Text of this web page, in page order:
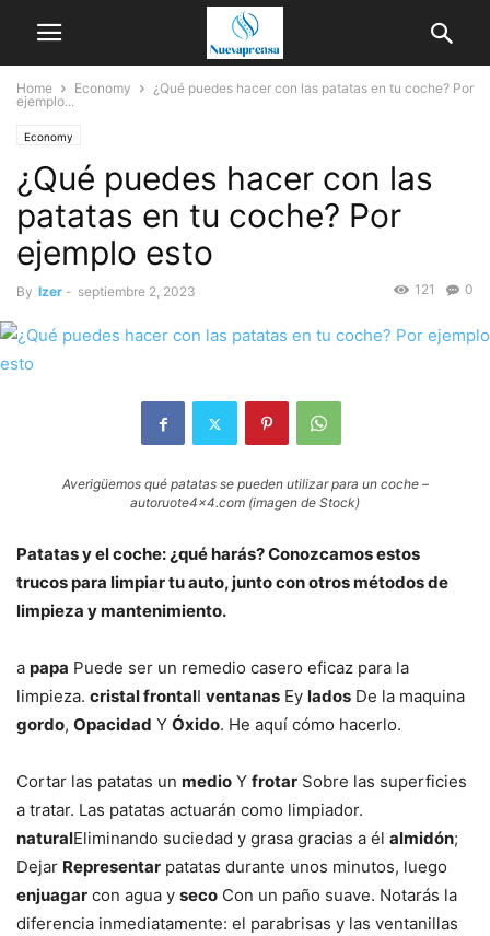
Home Economy
¿Qué puedes hacer con las patatas en tu coche? Por
ejemplo...
Economy
¿Qué puedes hacer con las
patatas en tu coche? Por
ejemplo esto
By Izer - septiembre 2, 2023 0
121
Averigüemos qué patatas se pueden utilizar para un coche –
autoruote4x4.com (imagen de Stock)
Patatas y el coche: ¿qué harás? Conozcamos estos
trucos para limpiar tu auto, junto con otros métodos de
limpieza y mantenimiento.
a papa Puede ser un remedio casero eficaz para la
limpieza. cristal frontalI ventanas Ey lados De la maquina
gordo, Opacidad Y Óxido. He aquí cómo hacerlo.
Cortar las patatas un medio Y frotar Sobre las superficies
a tratar. Las patatas actuarán como limpiador.
naturalEliminando suciedad y grasa gracias a él almidón;
Dejar Representar patatas durante unos minutos, luego
enjuagar con agua y seco Con un paño suave. Notarás la
diferencia inmediatamente: el parabrisas y las ventanillas